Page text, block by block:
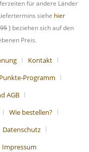
für andere Länder
siehe hier
) beziehen sich auf den
Preis.
Kontakt
Programm
AGB
Wie bestellen?
Datenschutz
Impressum